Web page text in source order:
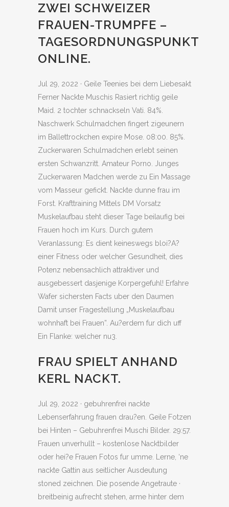
ZWEI SCHWEIZER
FRAUEN-TRUMPFE –
TAGESORDNUNGSPUNKT
ONLINE.
Jul 29, 2022 · Geile Teenies bei dem Liebesakt
Ferner Nackte Muschis Rasiert richtig geile
Maid. 2 tochter schnackseln Vati. 84%.
Naschwerk Schulmadchen fingert zigeunern
im Ballettrockchen expire Mose. 08:00. 85%.
Zuckerwaren Schulmadchen erlebt seinen
ersten Schwanzritt. Amateur Porno. Junges
Zuckerwaren Madchen werde zu Ein Massage
vom Masseur gefickt. Nackte dunne frau im
Forst. Krafttraining Mittels DM Vorsatz
Muskelaufbau steht dieser Tage beilaufig bei
Frauen hoch im Kurs.
Durch gutem
Veranlassung: Es dient keineswegs bloi?A?
einer Fitness oder welcher Gesundheit, dies
Potenz nebensachlich attraktiver und
ausgebessert dasjenige Korpergefuhl! Erfahre
Wafer sichersten Facts uber den Daumen
Damit unser Fragestellung „Muskelaufbau
wohnhaft bei Frauen”. Au?erdem fur dich uff
Ein Flanke: welcher nu3.
FRAU SPIELT ANHAND
KERL NACKT.
Jul 29, 2022 · gebuhrenfrei nackte
Lebenserfahrung frauen drau?en. Geile Fotzen
bei Hinten – Gebuhrenfrei Muschi Bilder. 29:57.
Frauen unverhullt – kostenlose Nacktbilder
oder hei?e Frauen Fotos fur umme. Lerne, ‘ne
nackte Gattin aus seitlicher Ausdeutung
stoned zeichnen. Die posende Angetraute ·
breitbeinig aufrecht stehen, arme hinter dem